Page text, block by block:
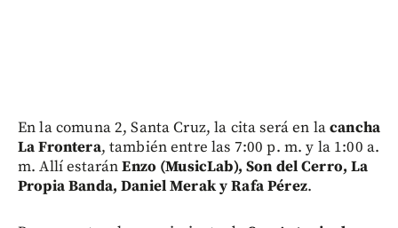
En la comuna 2, Santa Cruz, la cita será en lacancha
La Frontera, también entre las 7:00 p. m. y la 1:00 a.
m. Allí estaránEnzo (MusicLab), Son del Cerro, La
Propia Banda, Daniel Merak y Rafa Pérez.